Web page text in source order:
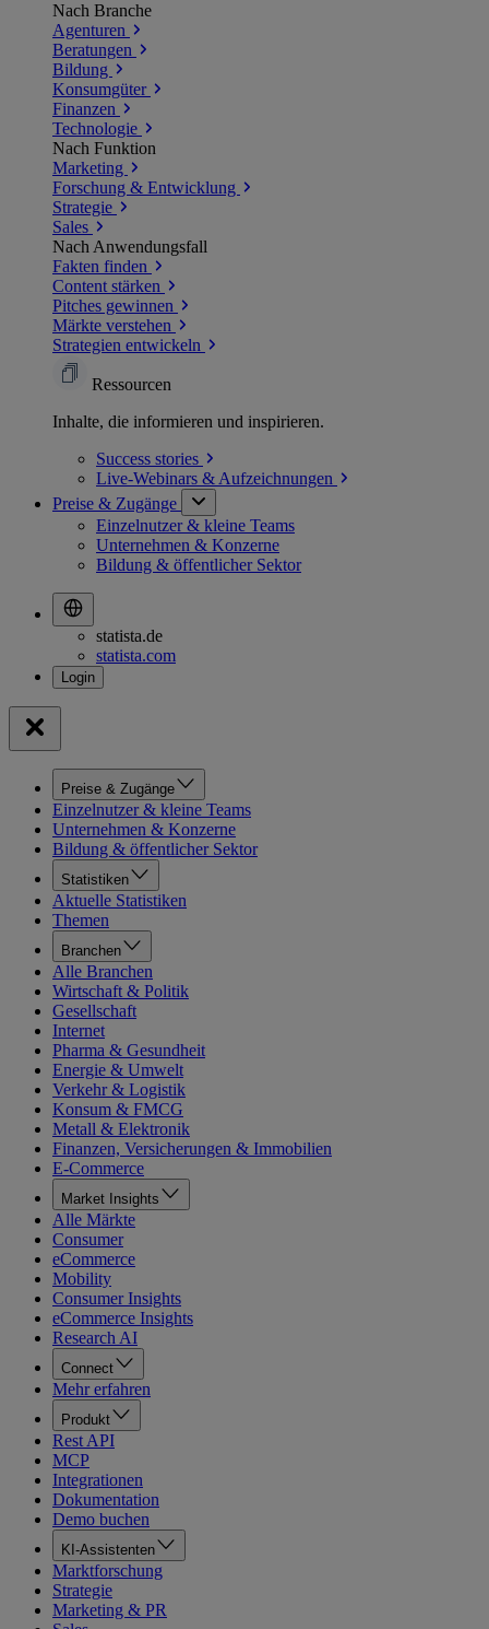
Nach Branche
Agenturen
Beratungen
Bildung
Konsumgüter
Finanzen
Technologie
Nach Funktion
Marketing
Forschung & Entwicklung
Strategie
Sales
Nach Anwendungsfall
Fakten finden
Content stärken
Pitches gewinnen
Märkte verstehen
Strategien entwickeln
Ressourcen
Inhalte, die informieren und inspirieren.
Success stories
Live-Webinars & Aufzeichnungen
Preise & Zugänge
Einzelnutzer & kleine Teams
Unternehmen & Konzerne
Bildung & öffentlicher Sektor
statista.de
statista.com
Preise & Zugänge
Einzelnutzer & kleine Teams
Unternehmen & Konzerne
Bildung & öffentlicher Sektor
Statistiken
Aktuelle Statistiken
Themen
Branchen
Alle Branchen
Wirtschaft & Politik
Gesellschaft
Internet
Pharma & Gesundheit
Energie & Umwelt
Verkehr & Logistik
Konsum & FMCG
Metall & Elektronik
Finanzen, Versicherungen & Immobilien
E-Commerce
Market Insights
Alle Märkte
Consumer
eCommerce
Mobility
Consumer Insights
eCommerce Insights
Research AI
Connect
Mehr erfahren
Produkt
Rest API
MCP
Integrationen
Dokumentation
Demo buchen
KI-Assistenten
Marktforschung
Strategie
Marketing & PR